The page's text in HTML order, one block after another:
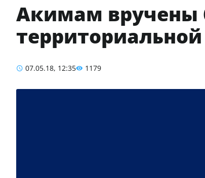
Акимам вручены
07.05.18, 12:35 1179